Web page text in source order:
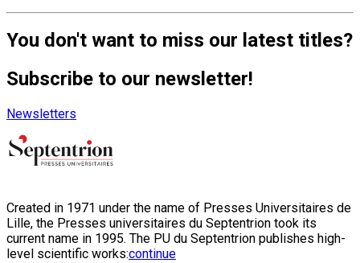
You don't want to miss our latest titles?
Subscribe to our newsletter!
Newsletters
Created in 1971 under the name of Presses Universitaires de
Lille, the Presses universitaires du Septentrion took its
current name in 1995. The PU du Septentrion publishes high-
level scientific works:continue